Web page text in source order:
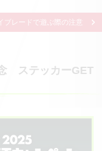
ブレードで遊ぶ際の注意
ステッカーGET